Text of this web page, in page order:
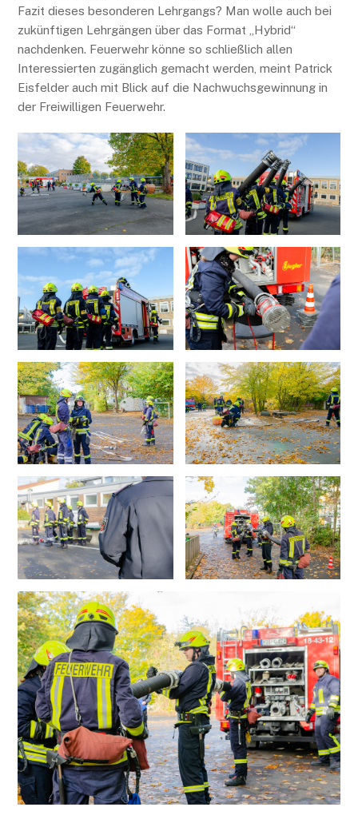
Fazit dieses besonderen Lehrgangs? Man wolle auch bei
zukünftigen Lehrgängen über das Format „Hybrid“
nachdenken. Feuerwehr könne so schließlich allen
Interessierten zugänglich gemacht werden, meint Patrick
Eisfelder auch mit Blick auf die Nachwuchsgewinnung in
der Freiwilligen Feuerwehr.